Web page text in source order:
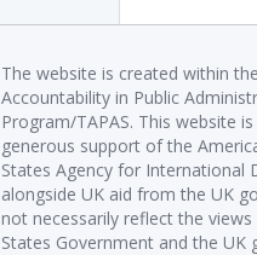
The website is created within
Accountability in Public
Program/TAPAS. This website
generous support of the
States Agency for International
alongside UK aid from the UK
not necessarily reflect the
States Government and the UK